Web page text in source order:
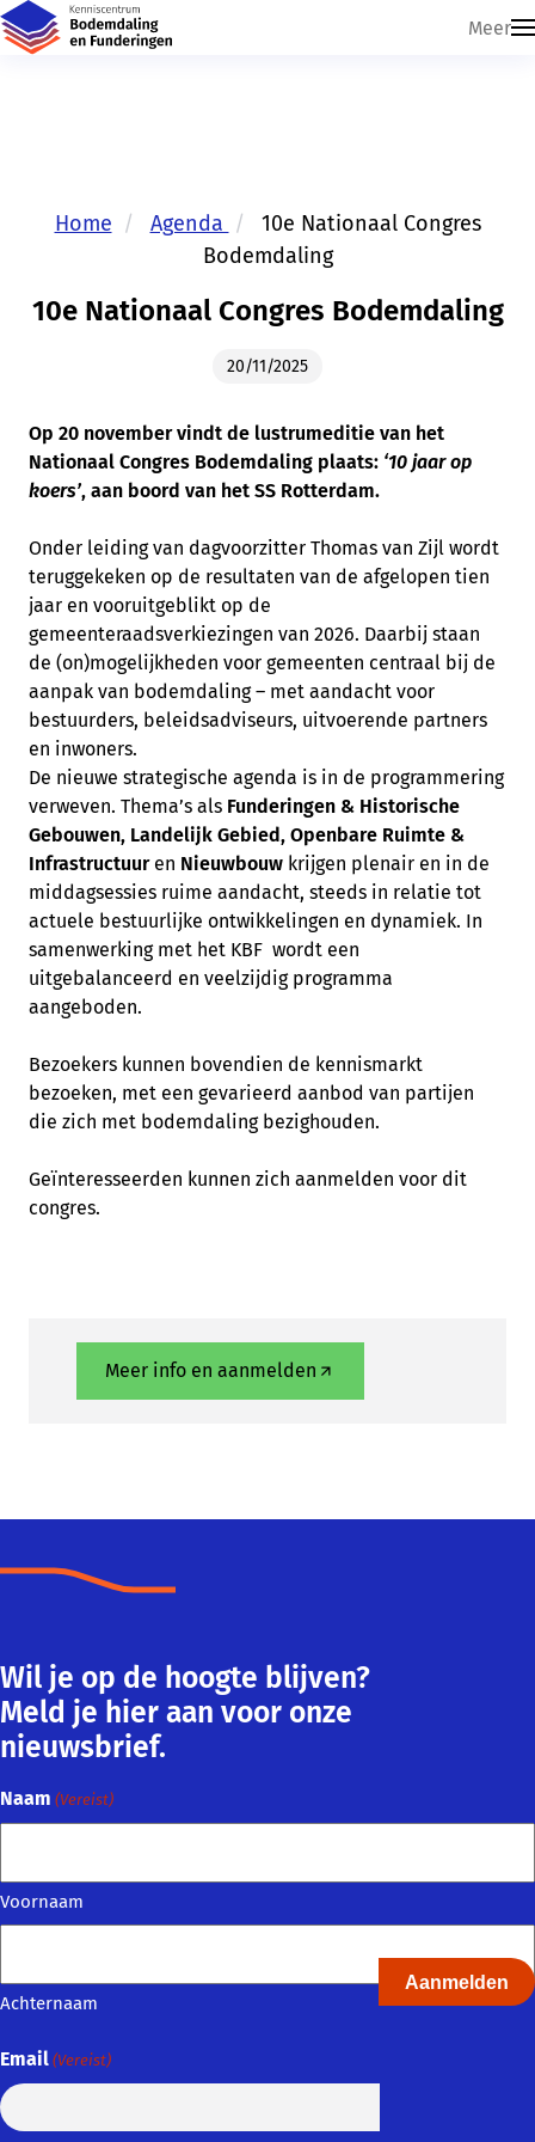
Skip navigatie
Meer
Home Agenda
10e Nationaal Congres
Bodemdaling
10e Nationaal Congres Bodemdaling
20/11/2025
Op 20 november vindt de lustrumeditie van het
Nationaal Congres Bodemdaling plaats: ‘10 jaar op
koers’, aan boord van het SS Rotterdam.
Onder leiding van dagvoorzitter Thomas van Zijl wordt
teruggekeken op de resultaten van de afgelopen tien
jaar en vooruitgeblikt op de
gemeenteraadsverkiezingen van 2026. Daarbij staan
de (on)mogelijkheden voor gemeenten centraal bij de
aanpak van bodemdaling – met aandacht voor
bestuurders, beleidsadviseurs, uitvoerende partners
en inwoners.
De nieuwe strategische agenda is in de programmering
verweven. Thema’s als Funderingen & Historische
Gebouwen, Landelijk Gebied, Openbare Ruimte &
Infrastructuur en Nieuwbouw krijgen plenair en in de
middagsessies ruime aandacht, steeds in relatie tot
actuele bestuurlijke ontwikkelingen en dynamiek. In
samenwerking met het KBF wordt een
uitgebalanceerd en veelzijdig programma
aangeboden.
Bezoekers kunnen bovendien de kennismarkt
bezoeken, met een gevarieerd aanbod van partijen
die zich met bodemdaling bezighouden.
Geïnteresseerden kunnen zich aanmelden voor dit
congres.
Meer info en aanmelden
Wil je op de hoogte blijven?
Meld je hier aan voor onze
nieuwsbrief.
Naam (Vereist)
Voornaam
Achternaam
Email (Vereist)